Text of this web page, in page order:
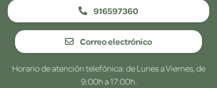
916597360
Correo electrónico
Horario de atención telefónica: de Lunes a Viernes, de
9:00h a 17:00h.